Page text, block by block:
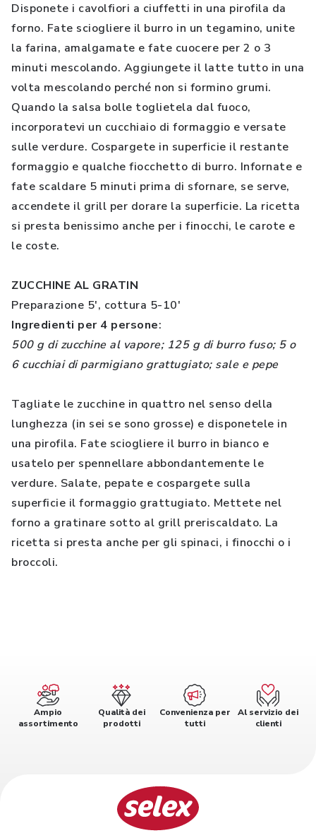
Disponete i cavolfiori a ciuffetti in una pirofila da
forno. Fate sciogliere il burro in un tegamino, unite
la farina, amalgamate e fate cuocere per 2 o 3
minuti mescolando. Aggiungete il latte tutto in una
volta mescolando perché non si formino grumi.
Quando la salsa bolle toglietela dal fuoco,
incorporatevi un cucchiaio di formaggio e versate
sulle verdure. Cospargete in superficie il restante
formaggio e qualche fiocchetto di burro. Infornate e
fate scaldare 5 minuti prima di sfornare, se serve,
accendete il grill per dorare la superficie. La ricetta
si presta benissimo anche per i finocchi, le carote e
le coste.
ZUCCHINE AL GRATIN
Preparazione 5', cottura 5-10'
Ingredienti per 4 persone:
500 g di zucchine al vapore; 125 g di burro fuso; 5 o
6 cucchiai di parmigiano grattugiato; sale e pepe
Tagliate le zucchine in quattro nel senso della
lunghezza (in sei se sono grosse) e disponetele in
una pirofila. Fate sciogliere il burro in bianco e
usatelo per spennellare abbondantemente le
verdure. Salate, pepate e cospargete sulla
superficie il formaggio grattugiato. Mettete nel
forno a gratinare sotto al grill preriscaldato. La
ricetta si presta anche per gli spinaci, i finocchi o i
broccoli.
Ampio
assortimento
Qualità dei
prodotti
Convenienza per
tutti
Al servizio dei
clienti